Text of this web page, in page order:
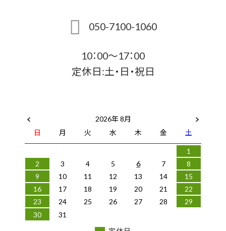
050-7100-1060
10：00～17：00
定休日:土・日・祝日
2026年 8月
日
月 火 水 木 金
土
1
2
3 4 5 6 7
8
9
10 11 12 13 14
15
16
17 18 19 20 21
22
23
24 25 26 27 28
29
30
31